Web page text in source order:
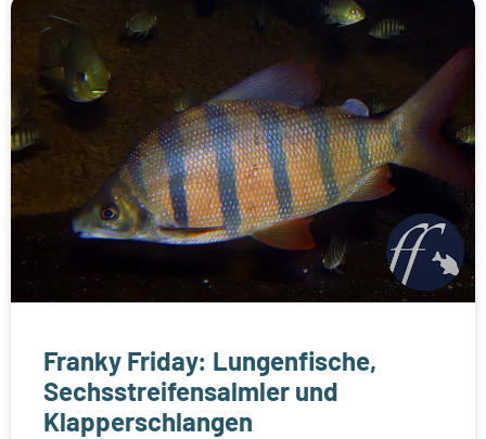
Franky Friday: Lungenfische,
Sechsstreifensalmler und
Klapperschlangen